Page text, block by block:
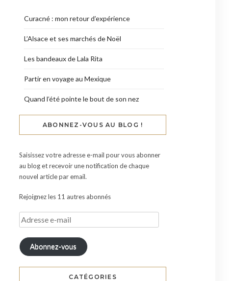
Curacné : mon retour d’expérience
L’Alsace et ses marchés de Noël
Les bandeaux de Lala Rita
Partir en voyage au Mexique
Quand l’été pointe le bout de son nez
ABONNEZ-VOUS AU BLOG !
Saisissez votre adresse e-mail pour vous abonner
au blog et recevoir une notification de chaque
nouvel article par email.
Rejoignez les 11 autres abonnés
Abonnez-vous
CATÉGORIES